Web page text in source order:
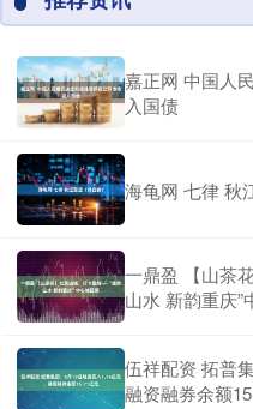
嘉正网 中国人
入国债
海龟网 七律 秋
一鼎盈 【山茶
山水 新韵重庆”
伍祥配资 拓普
融资融券余额